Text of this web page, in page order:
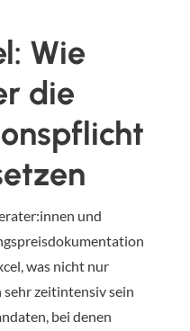
Wie
die
und
was nicht nur
zeitintensiv sein
bei denen